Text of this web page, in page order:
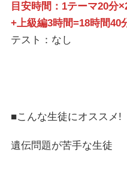
目安時間：1テーマ20分
+上級編3時間=18時間40
テスト：なし
■こんな生徒にオススメ!
遺伝問題が苦手な生徒